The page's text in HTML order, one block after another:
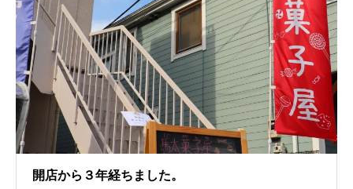
開店から３年経ちました。